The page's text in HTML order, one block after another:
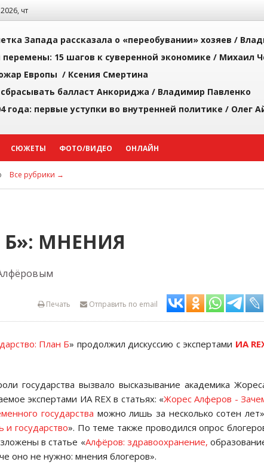
чт
Запада рассказала о «переобувании» хозяев /
перемены: 15 шагов к суверенной экономике / Михаил
Европы / Ксения Смертина
балласт Анкориджа / Владимир Павленко
года: первые уступки во внутренней политике / Олег
СЮЖЕТЫ ФОТО/ВИДЕО ОНЛАЙН
Все рубрики →
МНЕНИЯ
Отправить по email
Печать
План Б» продолжил дискуссию c экспертами ИА
государства вызвало высказывание академика
экспертами ИА REX в статьях: «Жорес Алферов -
государства можно лишь за несколько сотен
и государство». По теме также проводился опрос
в статье «Алфёров: здравоохранение,
оно не нужно: мнения блогеров».